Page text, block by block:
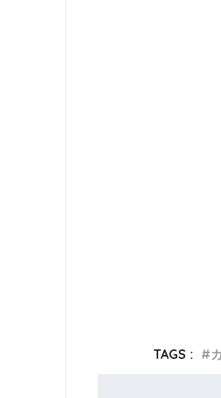
TAGS :